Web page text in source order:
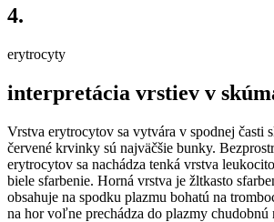
4.
erytrocyty
interpretácia vrstiev v
Vrstva erytrocytov sa vytvára v spodnej časti
červené krvinky sú najväčšie bunky.
erytrocytov sa nachádza tenká vrstva
biele sfarbenie. Horná vrstva je žltkasto
obsahuje na spodku plazmu bohatú na
na hor voľne prechádza do plazmy chudobnú